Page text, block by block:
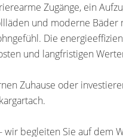
Zugänge, ein
und moderne
Die
und langfristigen
Zuhause oder
begleiten Sie auf dem